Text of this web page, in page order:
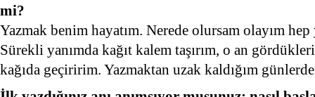
mi?
Yazmak benim hayatım. Nerede olursam olayım
Sürekli yanımda kağıt kalem taşırım, o an
kağıda geçiririm. Yazmaktan uzak kaldığım